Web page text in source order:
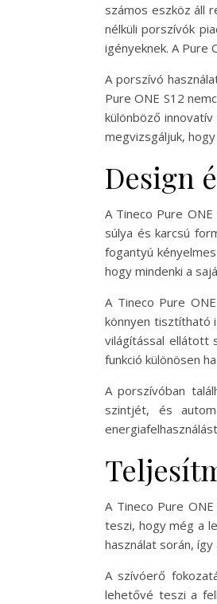
számos eszköz áll
nélküli porszívók
igényeknek. A Pure
A porszívó
Pure ONE S12
különböző
megvizsgáljuk,
Design
A Tineco Pure
súlya és karcsú
fogantyú
hogy mindenki a
A Tineco Pure
könnyen tisztítható
világítással ellátott
funkció különösen
A porszívóban
szintjét, és
A Tineco Pure
teszi, hogy még a
használat során,
A szívóerő
lehetővé teszi a